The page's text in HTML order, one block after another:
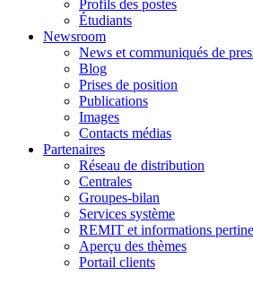
Profils des postes
Étudiants
Newsroom
News et communiqués de
Blog
Prises de position
Publications
Images
Contacts médias
Partenaires
Réseau de distribution
Centrales
Groupes-bilan
Services système
REMIT et informations
Aperçu des thèmes
Portail clients